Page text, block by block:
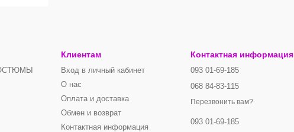
Клиентам
Вход в личный кабинет
О нас
Оплата и доставка
Обмен и возврат
Контактная информация
Контактная информация
093 01-69-185
068 84-83-115
Перезвонить вам?
093 01-69-185